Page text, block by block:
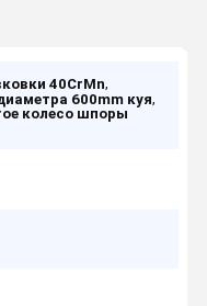
40CrMn,
600mm куя,
колесо шпоры